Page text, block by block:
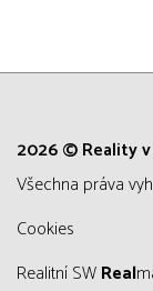
2026 © Reality
všechna práva
Cookies
Realitní SWReal